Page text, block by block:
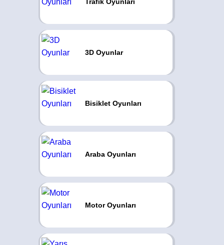
3D Oyunlar
Bisiklet Oyunları
Araba Oyunları
Motor Oyunları